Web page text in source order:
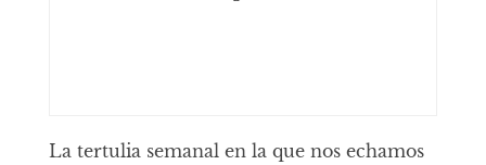
La tertulia semanal en la que nos echamos